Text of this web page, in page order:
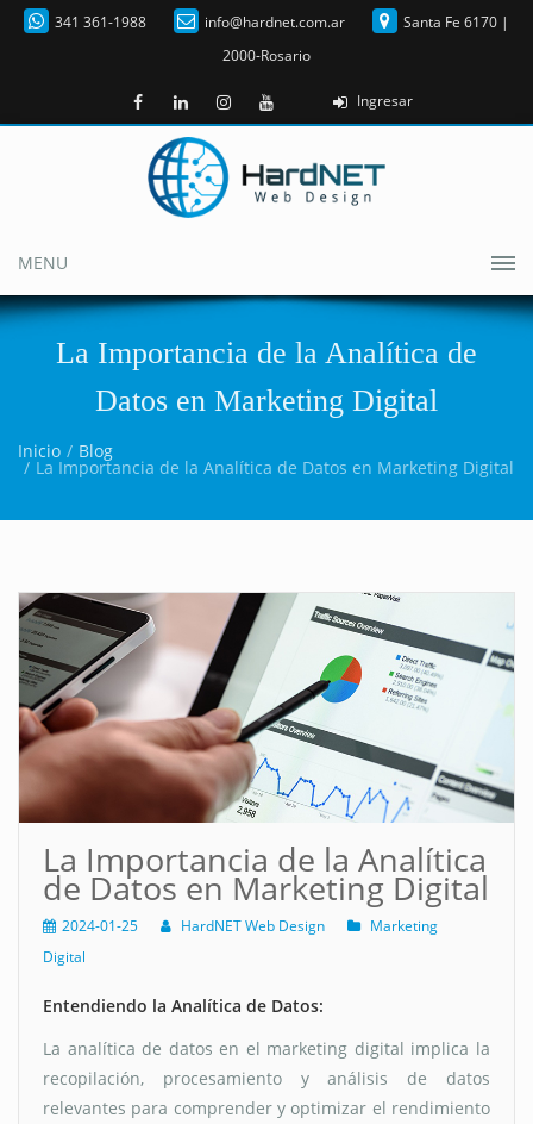
341 361-1988 info@hardnet.com.ar
Santa Fe 6170 |
2000-Rosario
Ingresar
MENU
La Importancia de la Analítica de
Datos en Marketing Digital
Inicio Blog
La Importancia de la Analítica de Datos en Marketing Digital
La Importancia de la Analítica
de Datos en Marketing Digital
2024-01-25 HardNET Web Design
Marketing
Digital
Entendiendo la Analítica de Datos:
La analítica de datos en el marketing digital implica la
recopilación, procesamiento y análisis de datos
relevantes para comprender y optimizar el rendimiento